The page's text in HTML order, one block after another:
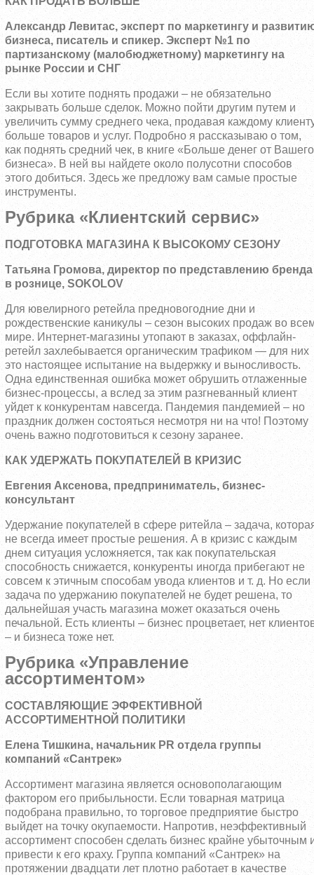
Александр Левитас, эксперт по маркетингу и
бизнеса, писатель и спикер. Эксперт №1 по
партизанскому (малобюджетному) маркетингу на
рынке России и СНГ
Если вы хотите поднять продажи – не обязательно
закрывать больше сделок. Можно пойти другим путем и
увеличить сумму среднего чека, продавая каждому
больше товаров и услуг. Подробно я рассказываю о том,
как поднять средний чек, в книге «Больше денег от Вашего
бизнеса». В ней вы найдете около полусотни способов
этого добиться. Здесь же предложу вам самые простые
инструменты.
Рубрика «Клиентский сервис»
ПОДГОТОВКА МАГАЗИНА К ВЫСОКОМУ СЕЗОНУ
Татьяна Громова, директор по представлению бренда
в рознице, SOKOLOV
Для ювелирного ретейла предновогодние дни и
рождественские каникулы – сезон высоких продаж во
мире. Интернет-магазины утопают в заказах, оффлайн-
ретейл захлебывается органическим трафиком — для них
это настоящее испытание на выдержку и выносливость.
Одна единственная ошибка может обрушить отлаженные
бизнес-процессы, а вслед за этим разгневанный клиент
уйдет к конкурентам навсегда. Пандемия пандемией – но
праздник должен состояться несмотря ни на что! Поэтому
очень важно подготовиться к сезону заранее.
КАК УДЕРЖАТЬ ПОКУПАТЕЛЕЙ В КРИЗИС
Евгения Аксенова, предприниматель, бизнес-
консультант
Удержание покупателей в сфере ритейла – задача,
не всегда имеет простые решения. А в кризис с каждым
днем ситуация усложняется, так как покупательская
способность снижается, конкуренты иногда прибегают не
совсем к этичным способам увода клиентов и т. д. Но если
задача по удержанию покупателей не будет решена, то
дальнейшая участь магазина может оказаться очень
печальной. Есть клиенты – бизнес процветает, нет
– и бизнеса тоже нет.
Рубрика «Управление
ассортиментом»
СОСТАВЛЯЮЩИЕ ЭФФЕКТИВНОЙ
АССОРТИМЕНТНОЙ ПОЛИТИКИ
Елена Тишкина, начальник PR отдела группы
компаний «Сантрек»
Ассортимент магазина является основополагающим
фактором его прибыльности. Если товарная матрица
подобрана правильно, то торговое предприятие быстро
выйдет на точку окупаемости. Напротив, неэффективный
ассортимент способен сделать бизнес крайне убыточным
привести к его краху. Группа компаний «Сантрек» на
протяжении двадцати лет плотно работает в качестве